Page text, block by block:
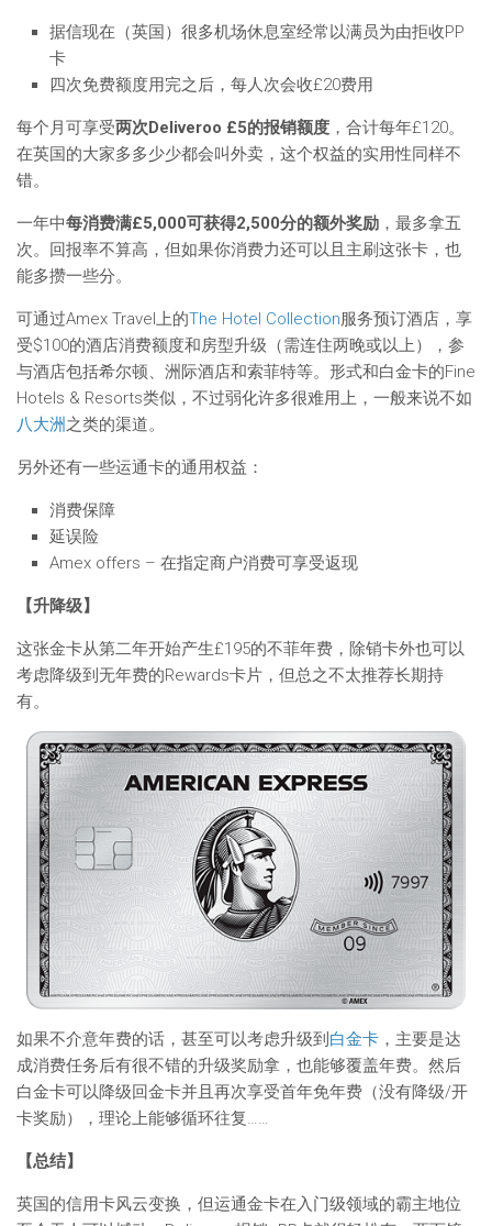
据信现在（英国）很多机场休息室经常以满员为由拒收PP
卡
四次免费额度用完之后，每人次会收£20费用
每个月可享受两次Deliveroo £5的报销额度 ，合计每年£120。
在英国的大家多多少少都会叫外卖，这个权益的实用性同样不
错。
一年中每消费满£5,000可获得2,500分的额外奖励 ，最多拿五
次。回报率不算高，但如果你消费力还可以且主刷这张卡，也
能多攒一些分。
可通过Amex Travel上的The Hotel Collection服务预订酒店，享
受$100的酒店消费额度和房型升级（需连住两晚或以上），参
与酒店包括希尔顿、洲际酒店和索菲特等。形式和白金卡的Fine
Hotels & Resorts类似，不过弱化许多很难用上，一般来说不如
八大洲 之类的渠道。
另外还有一些运通卡的通用权益：
消费保障
延误险
Amex offers – 在指定商户消费可享受返现
【升降级】
这张金卡从第二年开始产生£195的不菲年费，除销卡外也可以
考虑降级到无年费的Rewards卡片，但总之不太推荐长期持
有。
如果不介意年费的话，甚至可以考虑升级到 白金卡 ，主要是达
成消费任务后有很不错的升级奖励拿，也能够覆盖年费。然后
白金卡可以降级回金卡并且再次享受首年免年费（没有降级/开
卡奖励），理论上能够循环往复……
【总结】
英国的信用卡风云变换，但运通金卡在入门级领域的霸主地位